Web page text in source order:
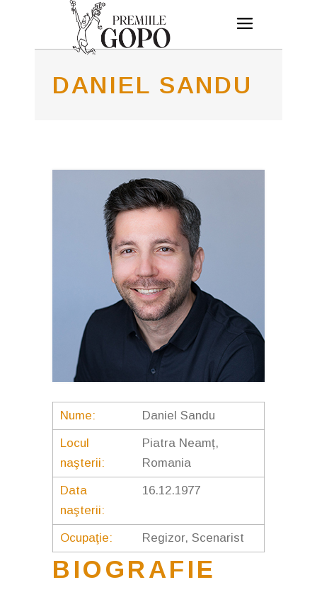
DANIEL SANDU
Nume: Daniel Sandu
Locul
naşterii:
Piatra Neamț,
Romania
Data
naşterii:
16.12.1977
Ocupaţie: Regizor, Scenarist
BIOGRAFIE